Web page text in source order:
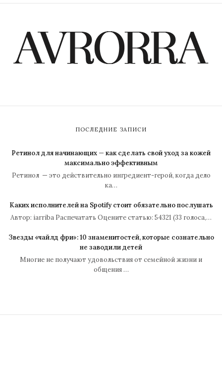
ПОСЛЕДНИЕ ЗАПИСИ
Ретинол для начинающих — как сделать свой уход за кожей
максимально эффективным
Ретинол — это действительно ингредиент-герой, когда дело
ка…
Каких исполнителей на Spotify стоит обязательно послушать
Автор: iarriba Распечатать Оцените статью: 54321 (33 голоса,…
Звезды «чайлд фри»: 10 знаменитостей, которые сознательно
не заводили детей
Многие не получают удовольствия от семейной жизни и
общения …